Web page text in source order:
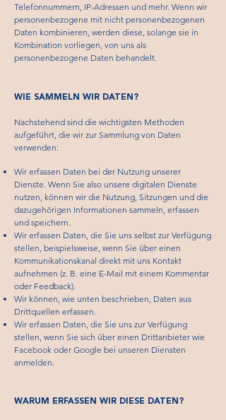
Telefonnummern, IP-Adressen und mehr. Wenn wir
personenbezogene mit nicht personenbezogenen
Daten kombinieren, werden diese, solange sie in
Kombination vorliegen, von uns als
personenbezogene Daten behandelt.
WIE SAMMELN WIR DATEN?
Nachstehend sind die wichtigsten Methoden
aufgeführt, die wir zur Sammlung von Daten
verwenden:
Wir erfassen Daten bei der Nutzung unserer
Dienste. Wenn Sie also unsere digitalen Dienste
nutzen, können wir die Nutzung, Sitzungen und die
dazugehörigen Informationen sammeln, erfassen
und speichern.
Wir erfassen Daten, die Sie uns selbst zur Verfügung
stellen, beispielsweise, wenn Sie über einen
Kommunikationskanal direkt mit uns Kontakt
aufnehmen (z. B. eine E-Mail mit einem Kommentar
oder Feedback).
Wir können, wie unten beschrieben, Daten aus
Drittquellen erfassen.
Wir erfassen Daten, die Sie uns zur Verfügung
stellen, wenn Sie sich über einen Drittanbieter wie
Facebook oder Google bei unseren Diensten
anmelden.
WARUM ERFASSEN WIR DIESE DATEN?